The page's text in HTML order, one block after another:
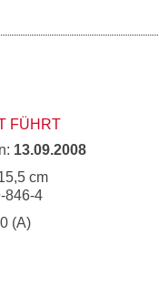
FÜHRT
13.09.2008
cm
846-4
(A)